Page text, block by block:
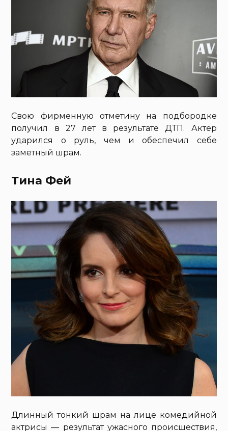
Свою фирменную отметину на подбородке
получил в 27 лет в результате ДТП. Актер
ударился о руль, чем и обеспечил себе
заметный шрам.
Тина Фей
Длинный тонкий шрам на лице комедийной
актрисы — результат ужасного происшествия,